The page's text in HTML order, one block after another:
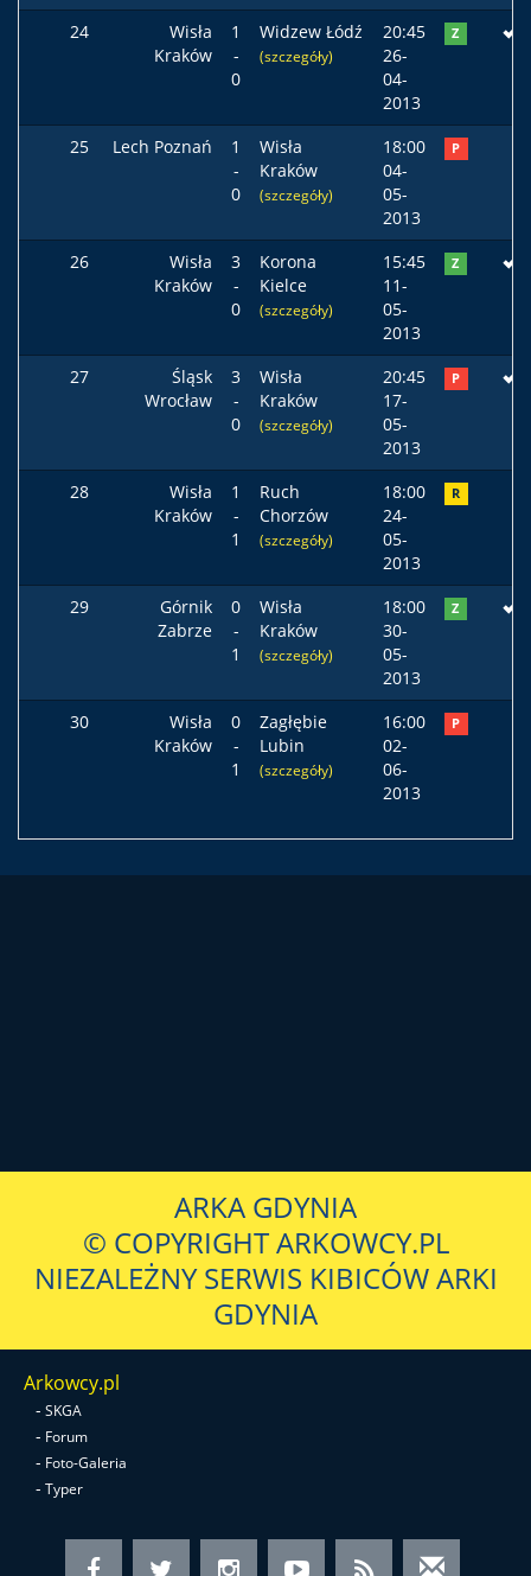
24
Wisła
Kraków
1
-
0
Widzew Łódź
(szczegóły)
20:45
26-
04-
2013
Z
25 Lech Poznań
1
-
0
Wisła
Kraków
(szczegóły)
18:00
04-
05-
2013
P
26
Wisła
Kraków
3
-
0
Korona
Kielce
(szczegóły)
15:45
11-
05-
2013
Z
27
Śląsk
Wrocław
3
-
0
Wisła
Kraków
(szczegóły)
20:45
17-
05-
2013
P
28
Wisła
Kraków
1
-
1
Ruch
Chorzów
(szczegóły)
18:00
24-
05-
2013
R
29
Górnik
Zabrze
0
-
1
Wisła
Kraków
(szczegóły)
18:00
30-
05-
2013
Z
30
Wisła
Kraków
0
-
1
Zagłębie
Lubin
(szczegóły)
16:00
02-
06-
2013
P
ARKA GDYNIA
© COPYRIGHT ARKOWCY.PL
NIEZALEŻNY SERWIS KIBICÓW ARKI
GDYNIA
Arkowcy.pl
- SKGA
- Forum
- Foto-Galeria
- Typer